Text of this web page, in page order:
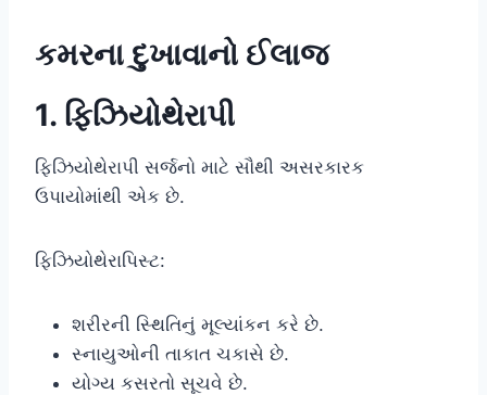
કમરના દુખાવાનો ઈલાજ
1. ફિઝિયોથેરાપી
ફિઝિયોથેરાપી સર્જનો માટે સૌથી અસરકારક
ઉપાયોમાંથી એક છે.
ફિઝિયોથેરાપિસ્ટ:
શરીરની સ્થિતિનું મૂલ્યાંકન કરે છે.
સ્નાયુઓની તાકાત ચકાસે છે.
યોગ્ય કસરતો સૂચવે છે.